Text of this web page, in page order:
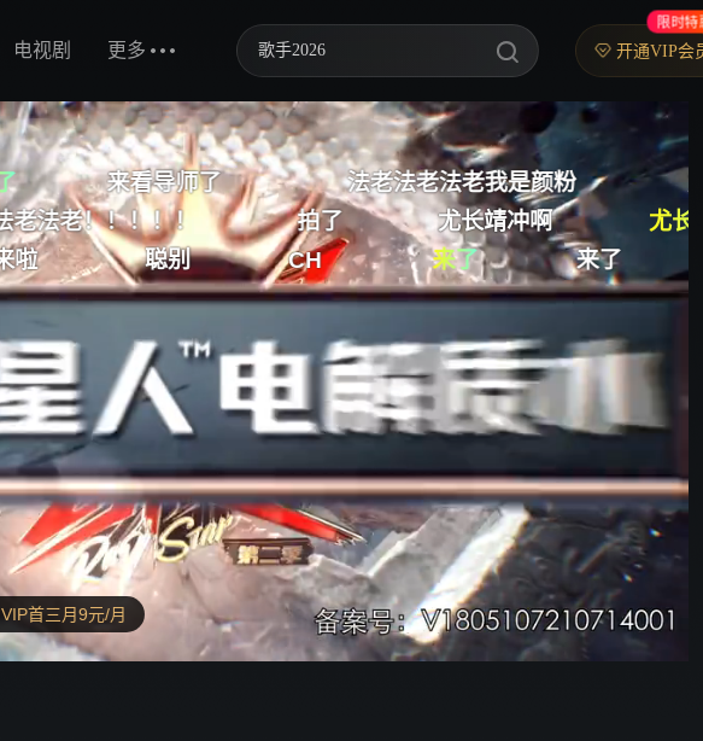
电视剧 更多
密室大逃脱 第八季
歌手2026
你好，星期六
中餐厅·南洋拾光季
快乐老家
野狗骨头
我们的宿舍·归心季
爸爸当家 第五季
开通VIP会
限时特
尤长靖冲啊
法老法老法老我是颜粉 尤长靖我来啦
拍了 尤长靖冲啊 尤长靖！我来了
CH 来了 来了 尤长靖
VIP首三月9元/月